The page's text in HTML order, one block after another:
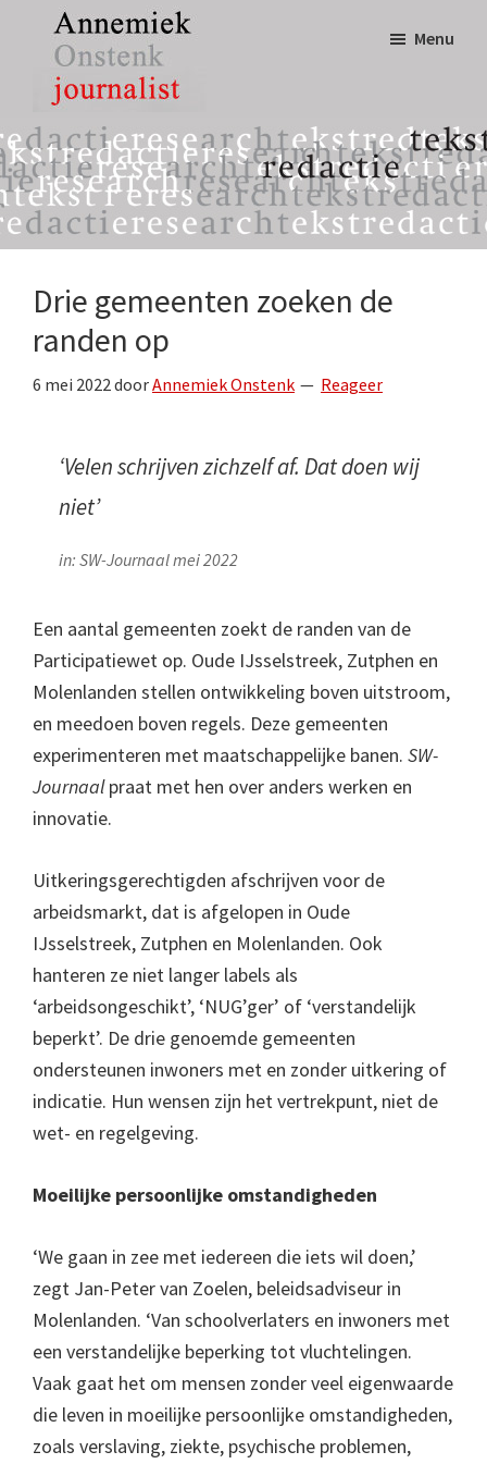
inhoud
eerste
sidebar
Annemiek
Onstenk
Journalist
tekst,
redactie
&
research
Menu
Drie gemeenten zoeken de
randen op
6 mei 2022doorAnnemiek Onstenk Reageer
‘Velen schrijven zichzelf af. Dat doen wij
niet’
in: SW-Journaal mei 2022
Een aantal gemeenten zoekt de randen van de
Participatiewet op. Oude IJsselstreek, Zutphen en
Molenlanden stellen ontwikkeling boven uitstroom,
en meedoen boven regels. Deze gemeenten
experimenteren met maatschappelijke banen. SW-
Journaalpraat met hen over anders werken en
innovatie.
Uitkeringsgerechtigden afschrijven voor de
arbeidsmarkt, dat is afgelopen in Oude
IJsselstreek, Zutphen en Molenlanden. Ook
hanteren ze niet langer labels als
‘arbeidsongeschikt’, ‘NUG’ger’ of ‘verstandelijk
beperkt’. De drie genoemde gemeenten
ondersteunen inwoners met en zonder uitkering of
indicatie. Hun wensen zijn het vertrekpunt, niet de
wet- en regelgeving.
Moeilijke persoonlijke omstandigheden
‘We gaan in zee met iedereen die iets wil doen,’
zegt Jan-Peter van Zoelen, beleidsadviseur in
Molenlanden. ‘Van schoolverlaters en inwoners met
een verstandelijke beperking tot vluchtelingen.
Vaak gaat het om mensen zonder veel eigenwaarde
die leven in moeilijke persoonlijke omstandigheden,
zoals verslaving, ziekte, psychische problemen,